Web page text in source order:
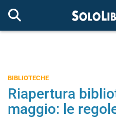
BIBLIOTECHE
Riapertura
maggio: le